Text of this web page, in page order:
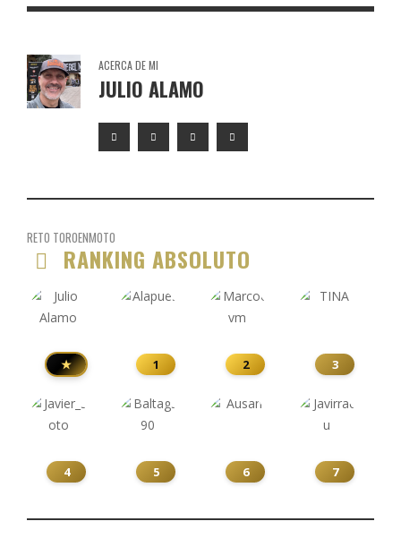
ACERCA DE MI
JULIO ALAMO
RETO TOROENMOTO
RANKING ABSOLUTO
★ 1 2 3
4 5 6 7